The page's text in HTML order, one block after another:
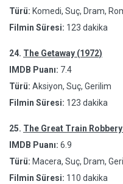
Türü: Komedi, Suç, Dram,
Filmin Süresi: 123 dakika
24. The Getaway (1972)
IMDB Puanı: 7.4
Türü: Aksiyon, Suç, Gerilim
Filmin Süresi: 123 dakika
25. The Great Train
IMDB Puanı: 6.9
Türü: Macera, Suç, Dram,
Filmin Süresi: 110 dakika